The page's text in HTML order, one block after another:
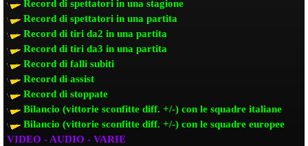
Record di spettatori in una stagione
Record di spettatori in una partita
Record di tiri da2 in una partita
Record di tiri da3 in una partita
Record di falli subiti
Record di assist
Record di stoppate
Bilancio (vittorie sconfitte diff. +/-) con le squadre italiane
Bilancio (vittorie sconfitte diff. +/-) con le squadre europee
VIDEO - AUDIO - VARIE